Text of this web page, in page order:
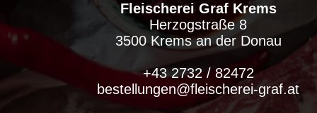
Fleischerei Graf Krems
Herzogstraße 8
3500 Krems an der Donau
+43 2732 / 82472
bestellungen@fleischerei-graf.at